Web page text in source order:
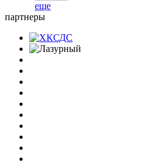
еще
партнеры